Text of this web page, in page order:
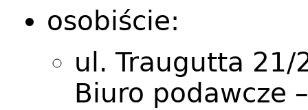
osobiście:
ul. Traugutta 21/
Biuro podawcze